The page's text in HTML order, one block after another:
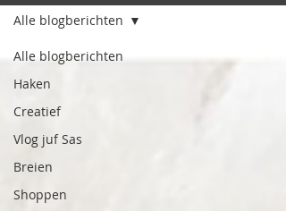
Alle blogberichten
Haken
Creatief
Vlog juf Sas
Breien
Shoppen
Alle blogberichten